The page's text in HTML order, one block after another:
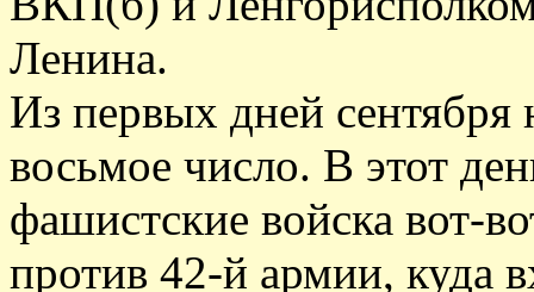
Ленина.
Из первых дней сентября
восьмое число. В этот
фашистские войска вот-
против 42-й армии, куда